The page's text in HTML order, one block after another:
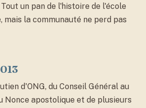
un pan de l'histoire de l'école
mais la communauté ne perd pas
d'ONG, du Conseil Général au
Nonce apostolique et de plusieurs